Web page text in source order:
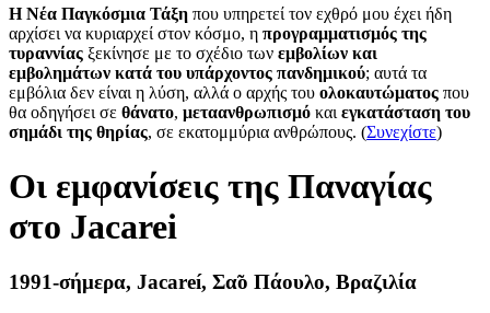
Η Νέα Παγκόσμια Τάξη που υπηρετεί τον εχθρό μου έχει ήδη
αρχίσει να κυριαρχεί στον κόσμο, η προγραμματισμός της
τυραννίας ξεκίνησε με το σχέδιο των εμβολίων και
εμβολημάτων κατά του υπάρχοντος πανδημικού; αυτά τα
εμβόλια δεν είναι η λύση, αλλά ο αρχής του ολοκαυτώματος που
θα οδηγήσει σε θάνατο, μεταανθρωπισμό και εγκατάσταση του
σημάδι της θηρίας, σε εκατομμύρια ανθρώπους. (Συνεχίστε)
Οι εμφανίσεις της Παναγίας
στο Jacarei
1991-σήμερα, Jacareí, Σα̃ο Πάουλο, Βραζιλία